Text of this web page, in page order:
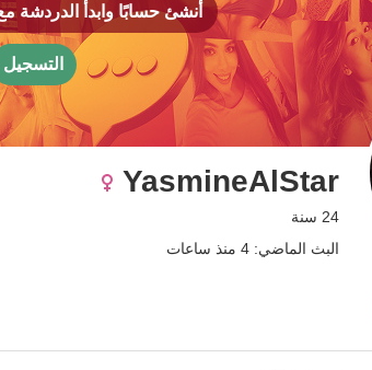
أنشئ حسابًا وابدأ الدردشة
التسجيل
YasmineAlStar
24 سنة
البث الماضي: 4 منذ ساعات